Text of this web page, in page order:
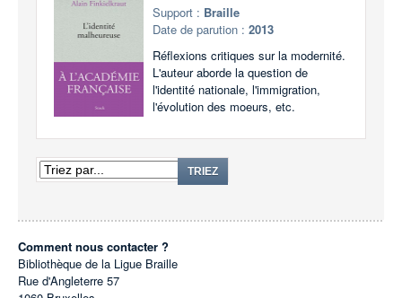
Support : Braille
Date de parution : 2013
Réflexions critiques sur la modernité.
L'auteur aborde la question de
l'identité nationale, l'immigration,
l'évolution des moeurs, etc.
TRIEZ
Comment nous contacter ?
Bibliothèque de la Ligue Braille
Rue d'Angleterre 57